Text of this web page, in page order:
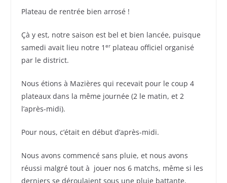
Plateau de rentrée bien arrosé !
Çà y est, notre saison est bel et bien lancée, puisque
samedi avait lieu notre 1er plateau officiel organisé
par le district.
Nous étions à Mazières qui recevait pour le coup 4
plateaux dans la même journée (2 le matin, et 2
l’après-midi).
Pour nous, c’était en début d’après-midi.
Nous avons commencé sans pluie, et nous avons
réussi malgré tout à jouer nos 6 matchs, même si les
derniers se déroulaient sous une pluie battante.